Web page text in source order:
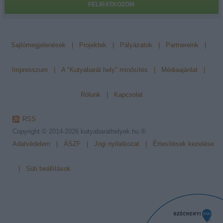
FELIRATKOZOM
Sajtómegjelenések Projektek Pályázatok Partnereink
Impresszum A "Kutyabarát hely" minősítés Médiaajánlat
Rólunk Kapcsolat
RSS
Copyright © 2014-2026 kutyabarathelyek.hu ®
Adatvédelem
ÁSZF Jogi nyilatkozat Értesítések kezelése
Süti beállítások